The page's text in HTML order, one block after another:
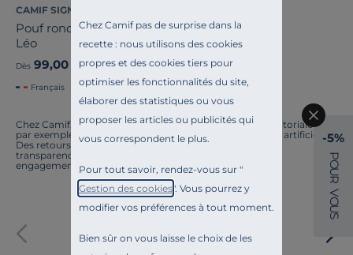
Chez Camif pas de surprise dans la
recette : nous utilisons des cookies
propres et des cookies tiers pour
optimiser les fonctionnalités du site,
élaborer des statistiques ou vous
proposer les articles ou publicités qui
vous correspondent le plus.
Pour tout savoir, rendez-vous sur "
Gestion des cookies". Vous pourrez y
modifier vos préférences à tout moment.
Bien sûr on vous laisse le choix de les
CAMIF SIGNATURE
Pouf rond tissu velours
Léo
Dès 99,00 €
Français
Chez Camif, on innove en permanence. Notre équipe éditoriale a
par exemple généré cette page à l'aide d'une intelligence artificielle.
Des retours ? Nous sommes à l'écoute. Tout comme la
transparence, l'amélioration continue fait partie de nos
engagements.
-5%
P
O
U
R
V
O
U
S